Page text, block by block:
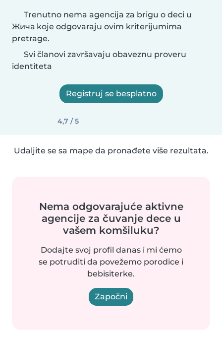
Trenutno nema agencija za brigu o deci u
Жича koje odgovaraju ovim kriterijumima
pretrage.
Svi članovi završavaju obaveznu proveru
identiteta
Registruj se besplatno
4,7 / 5
Udaljite se sa mape da pronađete više rezultata.
Nema odgovarajuće aktivne
agencije za čuvanje dece u
vašem komšiluku?
Dodajte svoj profil danas i mi ćemo
se potruditi da povežemo porodice i
bebisiterke.
Započni